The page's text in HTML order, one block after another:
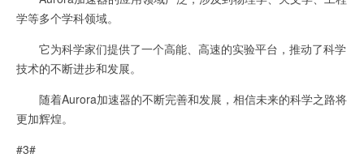
学等多个学科领域。
它为科学家们提供了一个高能、高速的实验平台，推动了科学
技术的不断进步和发展。
随着Aurora加速器的不断完善和发展，相信未来的科学之路将
更加辉煌。
#3#